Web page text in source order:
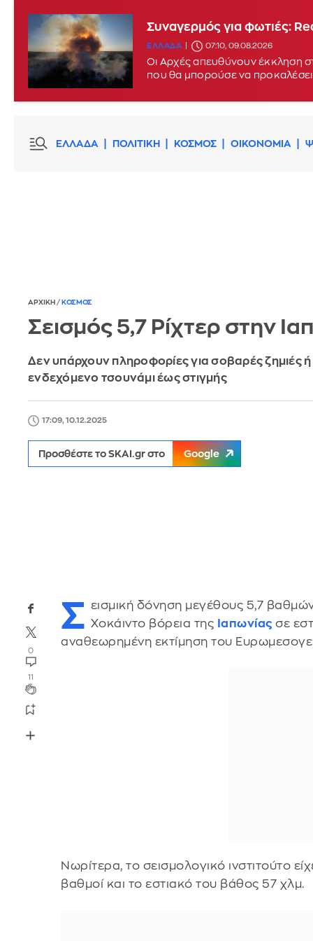
Συναγερμός για φωτιές:
ΕΛΛΑΔΑ 07:10, 09.08.2026
Οι Αρχές απευθύνουν έκκληση
που θα μπορούσε να προκαλέσει
ΕΛΛΑΔΑ ΠΟΛΙΤΙΚΗ ΚΟΣΜΟΣ ΟΙΚΟΝΟΜΙΑ
ΑΡΧΙΚΗ / ΚΟΣΜΟΣ
Σεισμός 5,7 Ρίχτερ στην
Δεν υπάρχουν πληροφορίες για σοβαρές ζημιές ή
ενδεχόμενο τσουνάμι έως στιγμής
17:09, 10.12.2025
Προσθέστε το SKAI.gr στο Google
0
11
Σ εισμική δόνηση μεγέθους 5,7
Χοκάιντο βόρεια της Ιαπωνίας σε
αναθεωρημένη εκτίμηση του
Νωρίτερα, το σεισμολογικό ινστιτούτο
βαθμοί και το εστιακό του βάθος 57 χλμ.